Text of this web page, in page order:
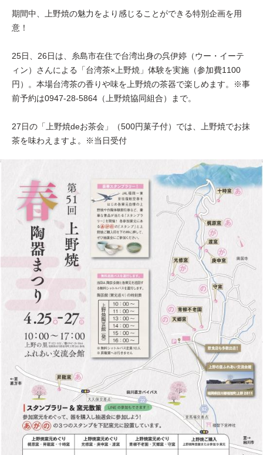
期間中、上野焼の魅力をより感じることができる特別企画を用
意！
25日、26日は、糸島市在住で台湾出身の呉伊婷（ウー・イーテ
ィン）さんによる「台湾茶×上野焼」体験を実施（参加費1100
円）。本場台湾茶の香りや味を上野焼の茶器で楽しめます。※事
前予約は0947-28-5864（上野焼協同組合）まで。
27日の「上野焼deお茶会」（500円菓子付）では、上野焼でお抹
茶を味わえますよ。※当日受付